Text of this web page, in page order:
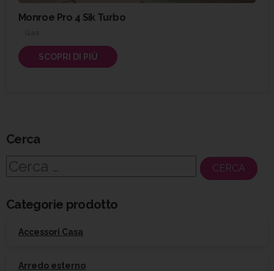
Monroe Pro 4 Sik Turbo
SCOPRI DI PIÙ
Cerca
Ricerca
Categorie prodotto
Accessori Casa
Arredo esterno